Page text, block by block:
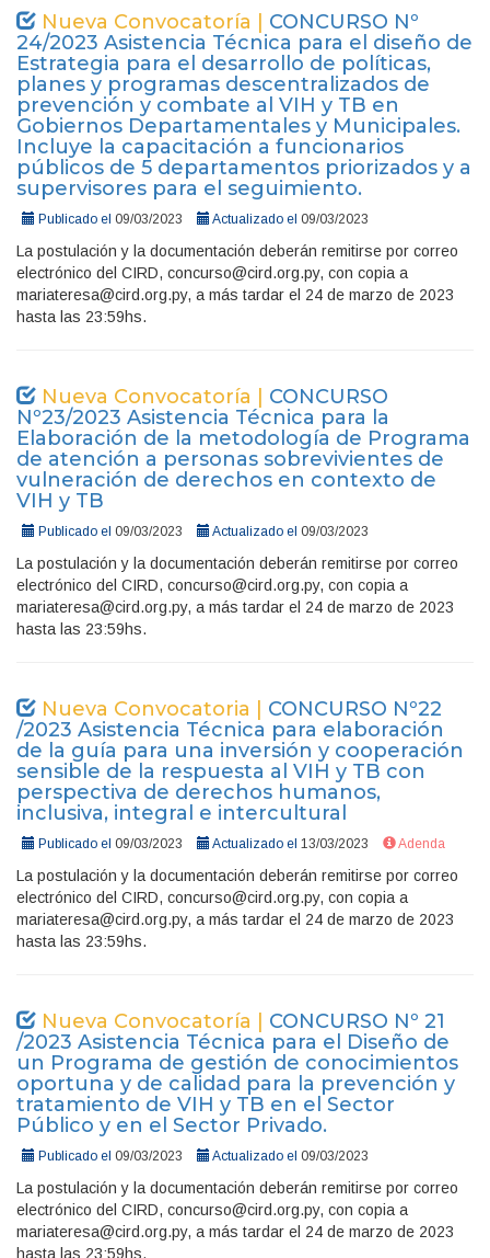
Nueva Convocatoría | CONCURSO Nº
24/2023 Asistencia Técnica para el diseño de
Estrategia para el desarrollo de políticas,
planes y programas descentralizados de
prevención y combate al VIH y TB en
Gobiernos Departamentales y Municipales.
Incluye la capacitación a funcionarios
públicos de 5 departamentos priorizados y a
supervisores para el seguimiento.
Publicado el 09/03/2023 Actualizado el 09/03/2023
La postulación y la documentación deberán remitirse por correo
electrónico del CIRD, concurso@cird.org.py, con copia a
mariateresa@cird.org.py, a más tardar el 24 de marzo de 2023
hasta las 23:59hs.
Nueva Convocatoría | CONCURSO
Nº23/2023 Asistencia Técnica para la
Elaboración de la metodología de Programa
de atención a personas sobrevivientes de
vulneración de derechos en contexto de
VIH y TB
Publicado el 09/03/2023 Actualizado el 09/03/2023
La postulación y la documentación deberán remitirse por correo
electrónico del CIRD, concurso@cird.org.py, con copia a
mariateresa@cird.org.py, a más tardar el 24 de marzo de 2023
hasta las 23:59hs.
Nueva Convocatoria | CONCURSO Nº22
/2023 Asistencia Técnica para elaboración
de la guía para una inversión y cooperación
sensible de la respuesta al VIH y TB con
perspectiva de derechos humanos,
inclusiva, integral e intercultural
Publicado el 09/03/2023 Actualizado el 13/03/2023 Adenda
La postulación y la documentación deberán remitirse por correo
electrónico del CIRD, concurso@cird.org.py, con copia a
mariateresa@cird.org.py, a más tardar el 24 de marzo de 2023
hasta las 23:59hs.
Nueva Convocatoría | CONCURSO Nº 21
/2023 Asistencia Técnica para el Diseño de
un Programa de gestión de conocimientos
oportuna y de calidad para la prevención y
tratamiento de VIH y TB en el Sector
Público y en el Sector Privado.
Publicado el 09/03/2023 Actualizado el 09/03/2023
La postulación y la documentación deberán remitirse por correo
electrónico del CIRD, concurso@cird.org.py, con copia a
mariateresa@cird.org.py, a más tardar el 24 de marzo de 2023
hasta las 23:59hs.